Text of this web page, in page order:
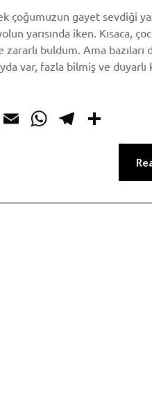
çoğumuzun gayet sevdiği
yarısında iken. Kısaca,
buldum. Ama bazıları
var, fazla bilmiş ve
Twitter
EmailWhatsApp